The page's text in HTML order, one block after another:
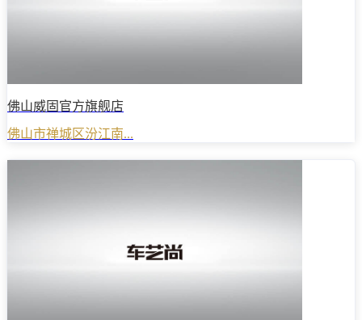
佛山威固官方旗舰店
佛山市禅城区汾江南...